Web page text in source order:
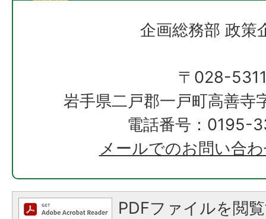
企画総務部 政策
〒028-
岩手県二戸郡一戸町高善寺
電話番号：0195-
メールでのお問い合
PDFファイルを閲